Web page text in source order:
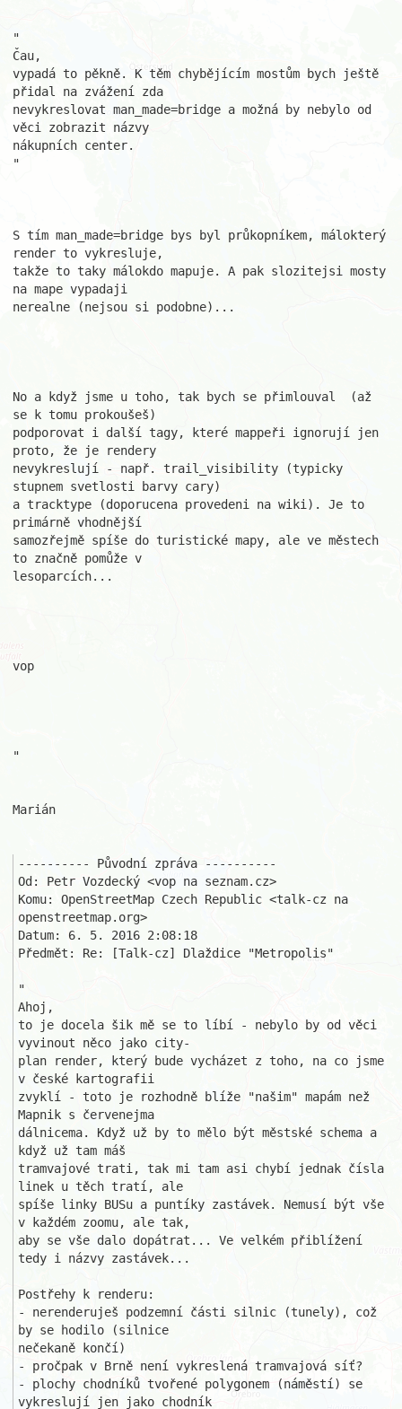
"
Čau,
vypadá to pěkně. K těm chybějícím mostům bych ještě
přidal na zvážení zda
nevykreslovat man_made=bridge a možná by nebylo od
věci zobrazit názvy
nákupních center.
"
S tím man_made=bridge bys byl průkopníkem, málokterý
render to vykresluje,
takže to taky málokdo mapuje. A pak slozitejsi mosty
na mape vypadaji
nerealne (nejsou si podobne)...
No a když jsme u toho, tak bych se přimlouval  (až
se k tomu prokoušeš)
podporovat i další tagy, které mappeři ignorují jen
proto, že je rendery
nevykreslují - např. trail_visibility (typicky
stupnem svetlosti barvy cary)
a tracktype (doporucena provedeni na wiki). Je to
primárně vhodnější
samozřejmě spíše do turistické mapy, ale ve městech
to značně pomůže v
lesoparcích...
vop
"
Marián
---------- Původní zpráva ----------
Od: Petr Vozdecký <vop na seznam.cz>
Komu: OpenStreetMap Czech Republic <talk-cz na
openstreetmap.org>
Datum: 6. 5. 2016 2:08:18
Předmět: Re: [Talk-cz] Dlaždice "Metropolis"
"
Ahoj,
to je docela šik mě se to líbí - nebylo by od věci
vyvinout něco jako city-
plan render, který bude vycházet z toho, na co jsme
v české kartografii
zvyklí - toto je rozhodně blíže "našim" mapám než
Mapnik s červenejma
dálnicema. Když už by to mělo být městské schema a
když už tam máš
tramvajové trati, tak mi tam asi chybí jednak čísla
linek u těch tratí, ale
spíše linky BUSu a puntíky zastávek. Nemusí být vše
v každém zoomu, ale tak,
aby se vše dalo dopátrat... Ve velkém přiblížení
tedy i názvy zastávek...
Postřehy k renderu:
- nerenderuješ podzemní části silnic (tunely), což
by se hodilo (silnice
nečekaně končí)
- pročpak v Brně není vykreslená tramvajová síť?
- plochy chodníků tvořené polygonem (náměstí) se
vykreslují jen jako chodník